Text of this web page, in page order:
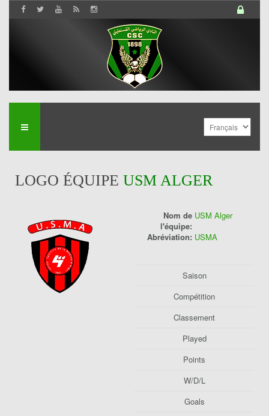
LOGO ÉQUIPE USM ALGER
Nom de
l'équipe:
USM Alger
Abréviation: USMA
History
Saison
Compétition
Classement
Played
Points
W/D/L
Goals